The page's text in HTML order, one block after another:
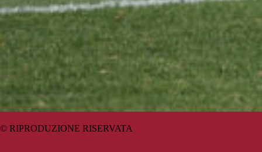
© RIPRODUZIONE RISERVATA